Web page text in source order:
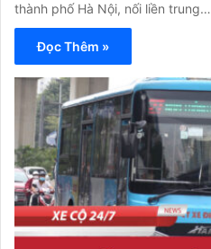
thành phố Hà Nội, nối liền trung…
Đọc Thêm »